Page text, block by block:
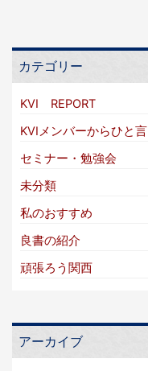
カテゴリー
KVI REPORT
KVIメンバーからひと言
セミナー・勉強会
未分類
私のおすすめ
良書の紹介
頑張ろう関西
アーカイブ